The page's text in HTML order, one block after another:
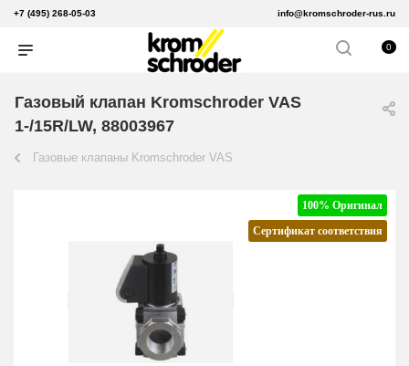
+7 (495) 268-05-03 info@kromschroder-rus.ru
0
Газовый клапан Kromschroder VAS
1-/15R/LW, 88003967
Газовые клапаны Kromschroder VAS
100% Оригинал
Сертификат соответствия